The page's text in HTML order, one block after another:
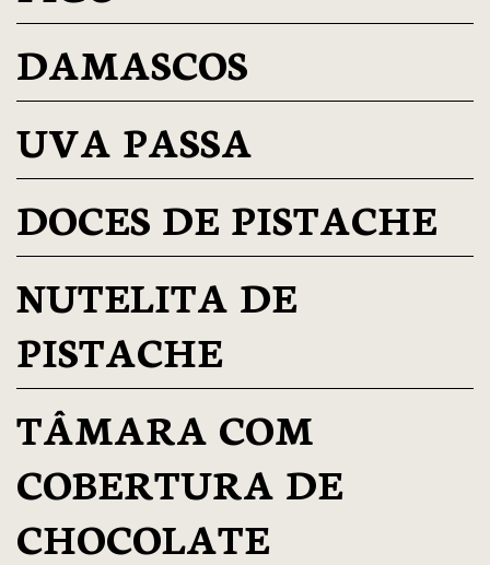
DAMASCOS
UVA PASSA
DOCES DE PISTACHE
NUTELITA DE
PISTACHE
TÂMARA COM
COBERTURA DE
CHOCOLATE